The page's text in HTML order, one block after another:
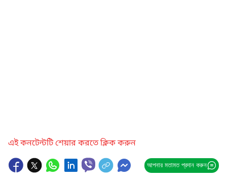
এই কনটেন্টটি শেয়ার করতে ক্লিক করুন
আপনার মতামত প্রদান করুন